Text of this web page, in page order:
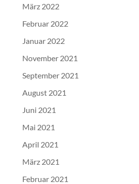
März 2022
Februar 2022
Januar 2022
November 2021
September 2021
August 2021
Juni 2021
Mai 2021
April 2021
März 2021
Februar 2021